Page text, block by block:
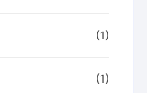
(1)
(1)